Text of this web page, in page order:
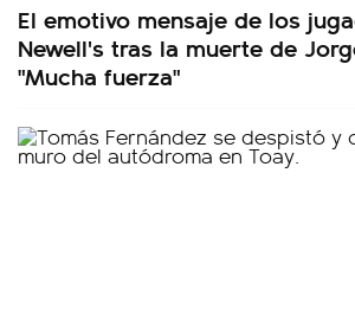
El emotivo mensaje de los
Newell's tras la muerte de
"Mucha fuerza"